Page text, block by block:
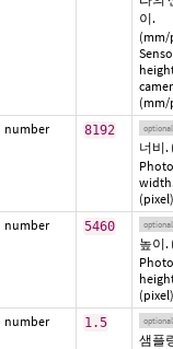
이.
(mm/
(mm/
number 8192 optional
너비.
Photo
(pixel)
number 5460 optional
높이.
Photo
(pixel)
number 1.5 optional
샘플